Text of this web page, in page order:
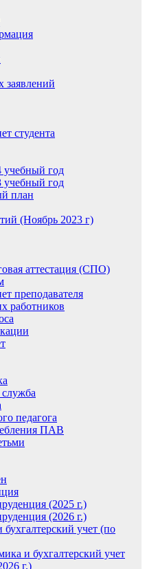
заявлений
студента
учебный год
учебный год
план
(Ноябрь 2023 г)
аттестация (СПО)
преподавателя
работников
служба
педагога
ПАВ
(2025 г.)
(2026 г.)
учет (по
и бухгалтерский учет
г.)